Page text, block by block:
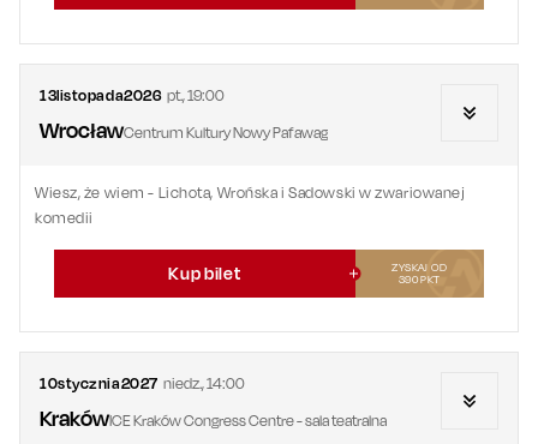
13listopada2026 pt.,19:00
WrocławCentrum Kultury Nowy Pafawag
Wiesz, że wiem - Lichota, Wrońska i Sadowski w zwariowanej
komedii
Kup bilet
ZYSKAJ OD
390PKT
10stycznia2027 niedz.,14:00
KrakówICE Kraków Congress Centre - sala teatralna